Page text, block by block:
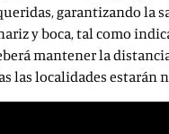
garantizando la
y boca, tal como
mantener la
las localidades estarán